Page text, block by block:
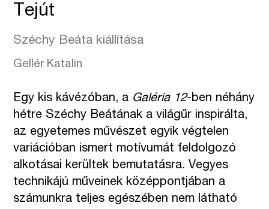
Tejút
Széchy Beáta kiállítása
Gellér Katalin
Egy kis kávézóban, a Galéria 12-ben néhány
hétre Széchy Beátának a világűr inspirálta,
az egyetemes művészet egyik végtelen
variációban ismert motívumát feldolgozó
alkotásai kerültek bemutatásra. Vegyes
technikájú műveinek középpontjában a
számunkra teljes egészében nem látható